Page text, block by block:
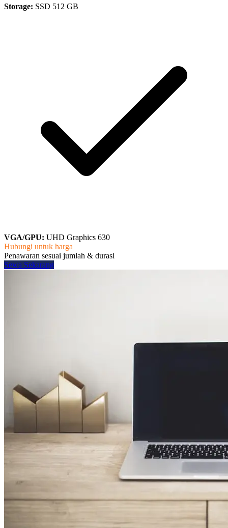
Storage: SSD 512 GB
VGA/GPU: UHD Graphics 630
Hubungi untuk harga
Penawaran sesuai jumlah & durasi
Sewa Sekarang